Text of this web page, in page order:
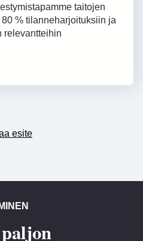
taitojen
% tilanneharjoituksiin ja
relevantteihin
esite